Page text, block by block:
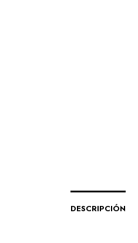
DESCRIPCIÓN